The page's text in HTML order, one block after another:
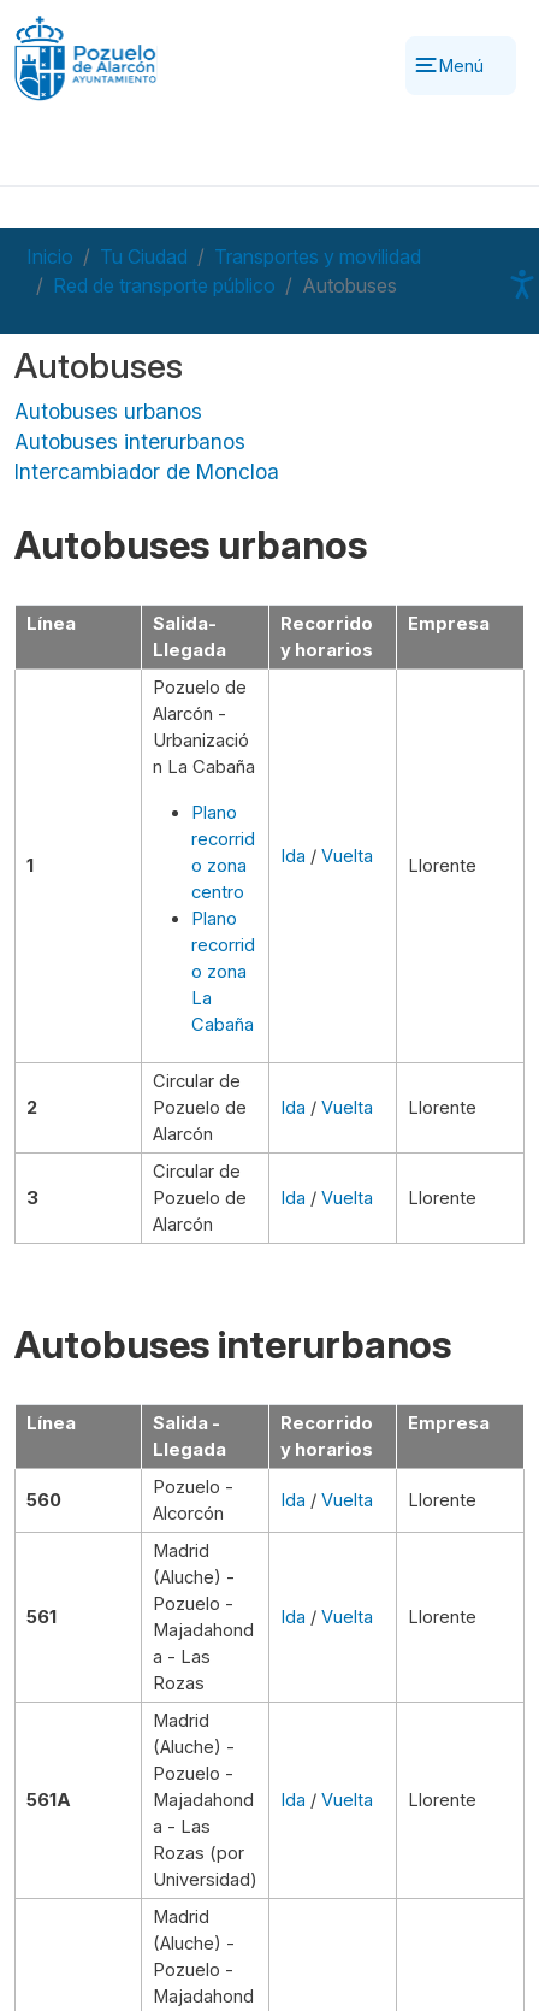
Pasar al contenido principal
Menú
Inicio Tu Ciudad
Transportes y movilidad
Red de transporte público
Autobuses
Autobuses
Autobuses urbanos
Autobuses interurbanos
Intercambiador de Moncloa
Autobuses urbanos
Línea
Salida-
Llegada
Recorrido
y horarios
Empresa
1
Pozuelo de
Alarcón -
Urbanizació
n La Cabaña
Plano
recorrid
o zona
centro
Plano
recorrid
o zona
La
Cabaña
Ida / Vuelta Llorente
2
Circular de
Pozuelo de
Alarcón
Ida / Vuelta Llorente
3
Circular de
Pozuelo de
Alarcón
Ida / Vuelta Llorente
Autobuses interurbanos
Línea
Salida -
Llegada
Recorrido
y horarios
Empresa
560
Pozuelo -
Alcorcón
Ida / Vuelta Llorente
561
Madrid
(Aluche) -
Pozuelo -
Majadahond
a - Las
Rozas
Ida / Vuelta Llorente
561A
Madrid
(Aluche) -
Pozuelo -
Majadahond
a - Las
Rozas (por
Universidad)
Ida / Vuelta Llorente
Madrid
(Aluche) -
Pozuelo -
Majadahond